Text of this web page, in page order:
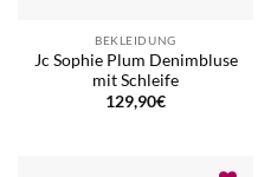
BEKLEIDUNG
Jc Sophie Plum Denimbluse
mit Schleife
129,90€